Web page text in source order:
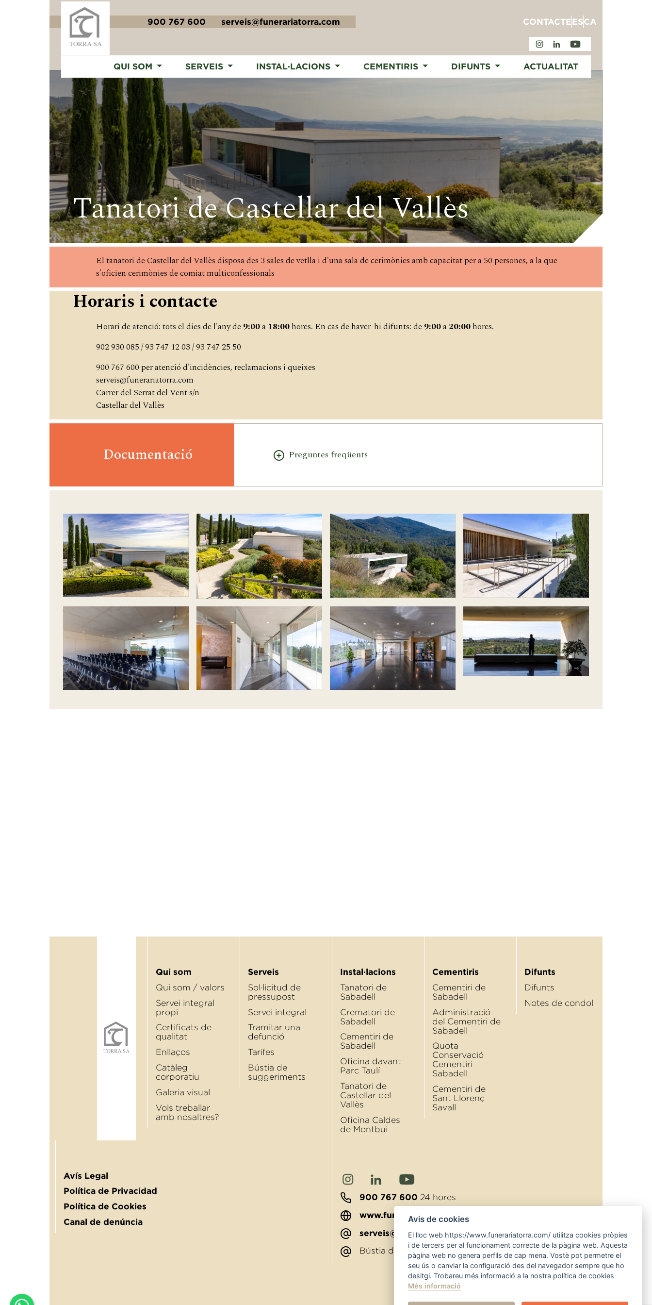
900 767 600 serveis@funerariatorra.com CONTACTE ESCA
QUI SOM SERVEIS INSTAL·LACIONS CEMENTIRIS DIFUNTS ACTUALITAT
Tanatori de Castellar del Vallès
El tanatori de Castellar del Vallès disposa des 3 sales de vetlla i d'una sala de cerimònies amb capacitat per a 50 persones, a la que
s'oficien cerimònies de comiat multiconfessionals
Horaris i contacte
Horari de atenció: tots el dies de l'any de9:00a18:00hores. En cas de haver-hi difunts: de9:00a20:00hores.
902 930 085 / 93 747 12 03 / 93 747 25 50
900 767 600 per atenció d'incidències, reclamacions i queixes
serveis@funerariatorra.com
Carrer del Serrat del Vent s/n
Castellar del Vallès
Documentació Preguntes freqüents
Qui som
Qui som / valors
Servei integral
propi
Certiﬁcats de
qualitat
Enllaços
Catàleg
corporatiu
Galeria visual
Vols treballar
amb nosaltres?
Serveis
Sol·licitud de
pressupost
Servei integral
Tramitar una
defunció
Tarifes
Bústia de
suggeriments
Instal·lacions
Tanatori de
Sabadell
Crematori de
Sabadell
Cementiri de
Sabadell
Oﬁcina davant
Parc Taulí
Tanatori de
Castellar del
Vallès
Oﬁcina Caldes
de Montbui
Cementiris
Cementiri de
Sabadell
Administració
del Cementiri de
Sabadell
Quota
Conservació
Cementiri
Sabadell
Cementiri de
Sant Llorenç
Savall
Difunts
Difunts
Notes de condol
Avís Legal
Política de Privacidad
Política de Cookies
Canal de denúncia
900 767 600 24 hores
www.funerariatorra.com
serveis@funerariatorra.com
Bústia de suggeriments
Avis de cookies
El lloc web https://www.funerariatorra.com/ utilitza cookies pròpies
i de tercers per al funcionament correcte de la pàgina web. Aquesta
pàgina web no genera perfils de cap mena. Vostè pot permetre el
seu ús o canviar la configuració des del navegador sempre que ho
desitgi. Trobareu més informació a la nostra política de cookies
Més informació